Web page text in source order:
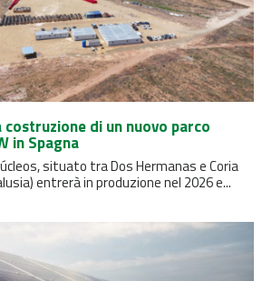
costruzione di un nuovo parco
in Spagna
situato tra Dos Hermanas e Coria
entrerà in produzione nel 2026 e...